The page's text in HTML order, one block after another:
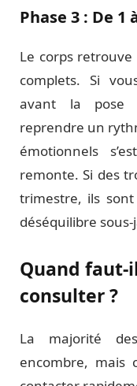
Phase 3 : De 1
Le corps
complets. Si
avant la pose
reprendre un
émotionnels
remonte. Si des
trimestre, ils
déséquilibre
Quand faut-
consulter ?
La majorité
encombre, mais